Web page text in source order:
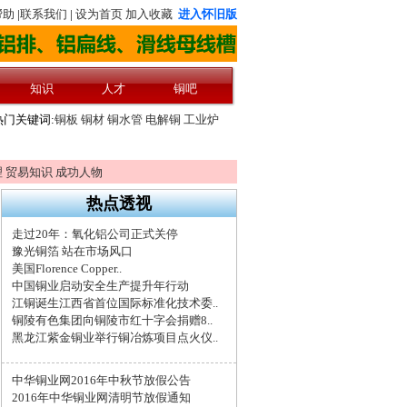
贸易知识 成功人物
热点透视